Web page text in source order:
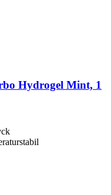
Hydrogel Mint, 1